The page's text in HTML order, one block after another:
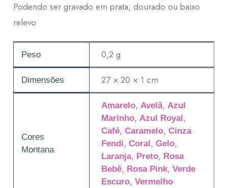
Podendo ser gravado em prata, dourado ou baixo
relevo
Peso 0,2 g
Dimensões 27 × 20 × 1 cm
Cores
Montana
Amarelo, Avelã, Azul
Marinho, Azul Royal,
Café, Caramelo, Cinza
Fendi, Coral, Gelo,
Laranja, Preto, Rosa
Bebê, Rosa Pink, Verde
Escuro, Vermelho